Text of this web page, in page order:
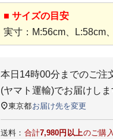
■ サイズの目安
実寸：M:56cm、L:58cm
本日 14時00分 までのご注
(ヤマト運輸)でお届けしま
東京都お届け先を変更
送料： 合計7,980円以上のご購